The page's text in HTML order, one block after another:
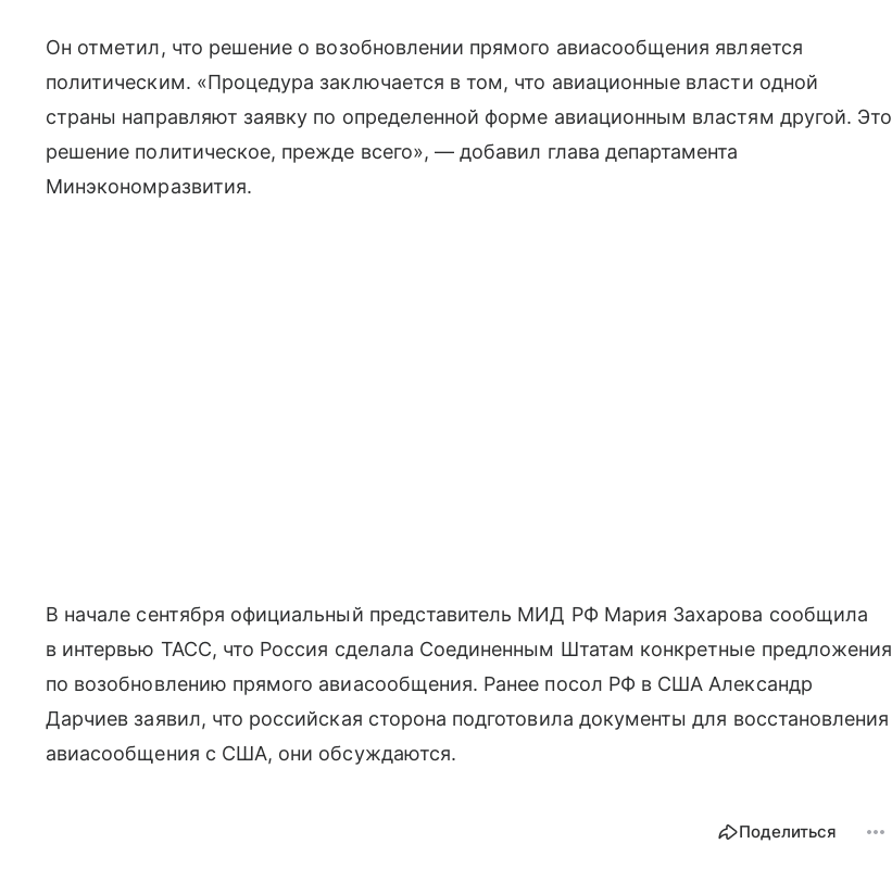
Он отметил, что решение о возобновлении прямого авиасообщения является
политическим. «Процедура заключается в том, что авиационные власти одной
страны направляют заявку по определенной форме авиационным властям другой. Это
решение политическое, прежде всего», — добавил глава департамента
Минэкономразвития.
В начале сентября официальный представитель МИД РФ Мария Захарова сообщила
в интервью ТАСС, что Россия сделала Соединенным Штатам конкретные предложения
по возобновлению прямого авиасообщения. Ранее посол РФ в США Александр
Дарчиев заявил, что российская сторона подготовила документы для восстановления
авиасообщения с США, они обсуждаются.
Поделиться